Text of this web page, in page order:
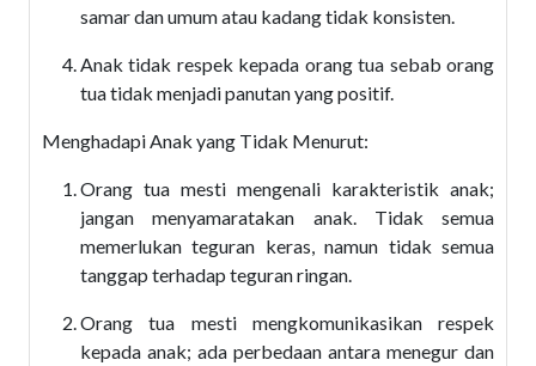
samar dan umum atau kadang tidak konsisten.
Anak tidak respek kepada orang tua sebab orang
tua tidak menjadi panutan yang positif.
Menghadapi Anak yang Tidak Menurut:
Orang tua mesti mengenali karakteristik anak;
jangan menyamaratakan anak. Tidak semua
memerlukan teguran keras, namun tidak semua
tanggap terhadap teguran ringan.
Orang tua mesti mengkomunikasikan respek
kepada anak; ada perbedaan antara menegur dan